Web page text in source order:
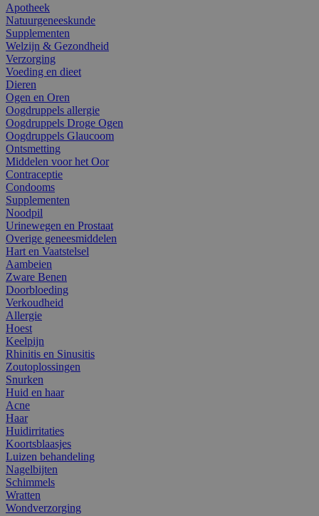
Apotheek
Natuurgeneeskunde
Supplementen
Welzijn & Gezondheid
Verzorging
Voeding en dieet
Dieren
Ogen en Oren
Oogdruppels allergie
Oogdruppels Droge Ogen
Oogdruppels Glaucoom
Ontsmetting
Middelen voor het Oor
Contraceptie
Condooms
Supplementen
Noodpil
Urinewegen en Prostaat
Overige geneesmiddelen
Hart en Vaatstelsel
Aambeien
Zware Benen
Doorbloeding
Verkoudheid
Allergie
Hoest
Keelpijn
Rhinitis en Sinusitis
Zoutoplossingen
Snurken
Huid en haar
Acne
Haar
Huidirritaties
Koortsblaasjes
Luizen behandeling
Nagelbijten
Schimmels
Wratten
Wondverzorging